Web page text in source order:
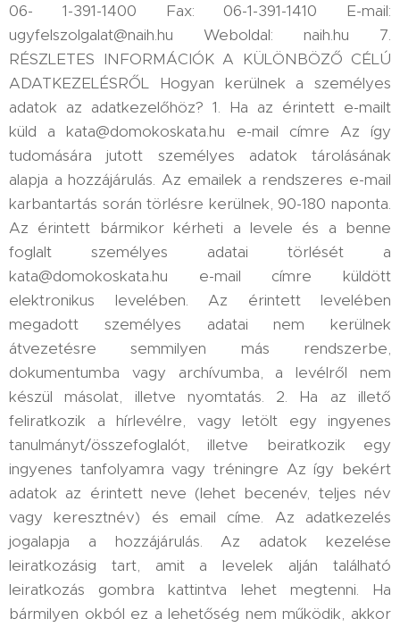
06- 1-391-1400 Fax: 06-1-391-1410 E-mail:
ugyfelszolgalat@naih.hu Weboldal: naih.hu 7.
RÉSZLETES INFORMÁCIÓK A KÜLÖNBÖZŐ CÉLÚ
ADATKEZELÉSRŐL Hogyan kerülnek a személyes
adatok az adatkezelőhöz? 1. Ha az érintett e-mailt
küld a kata@domokoskata.hu e-mail címre Az így
tudomására jutott személyes adatok tárolásának
alapja a hozzájárulás. Az emailek a rendszeres e-mail
karbantartás során törlésre kerülnek, 90-180 naponta.
Az érintett bármikor kérheti a levele és a benne
foglalt személyes adatai törlését a
kata@domokoskata.hu e-mail címre küldött
elektronikus levelében. Az érintett levelében
megadott személyes adatai nem kerülnek
átvezetésre semmilyen más rendszerbe,
dokumentumba vagy archívumba, a levélről nem
készül másolat, illetve nyomtatás. 2. Ha az illető
feliratkozik a hírlevélre, vagy letölt egy ingyenes
tanulmányt/összefoglalót, illetve beiratkozik egy
ingyenes tanfolyamra vagy tréningre Az így bekért
adatok az érintett neve (lehet becenév, teljes név
vagy keresztnév) és email címe. Az adatkezelés
jogalapja a hozzájárulás. Az adatok kezelése
leiratkozásig tart, amit a levelek alján található
leiratkozás gombra kattintva lehet megtenni. Ha
bármilyen okból ez a lehetőség nem működik, akkor